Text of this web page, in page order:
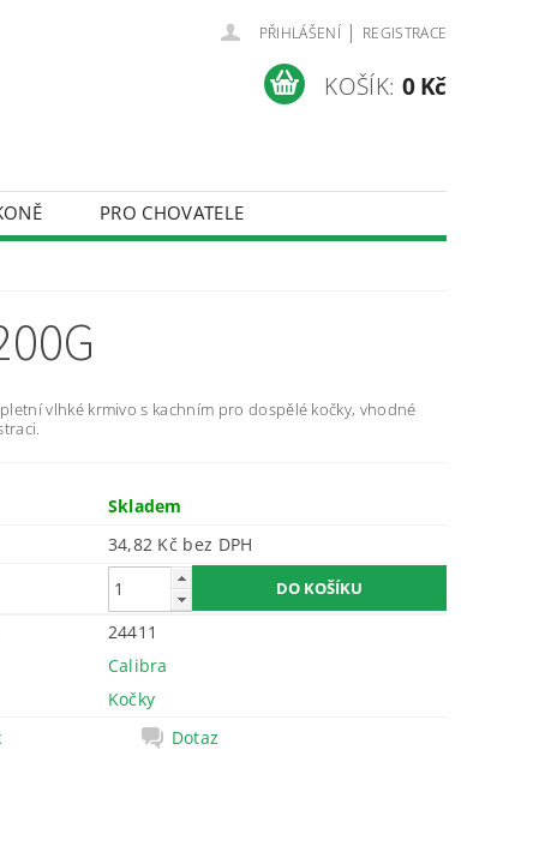
PŘIHLÁŠENÍ | REGISTRACE
KOŠÍK: 0 Kč
PRO CHOVATELE
vlhké krmivo s kachním pro dospělé kočky, vhodné
Skladem
34,82 Kč bez DPH
24411
Calibra
Kočky
Dotaz